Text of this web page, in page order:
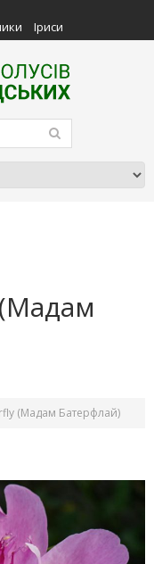
Іриси
(Мадам Батерфлай)